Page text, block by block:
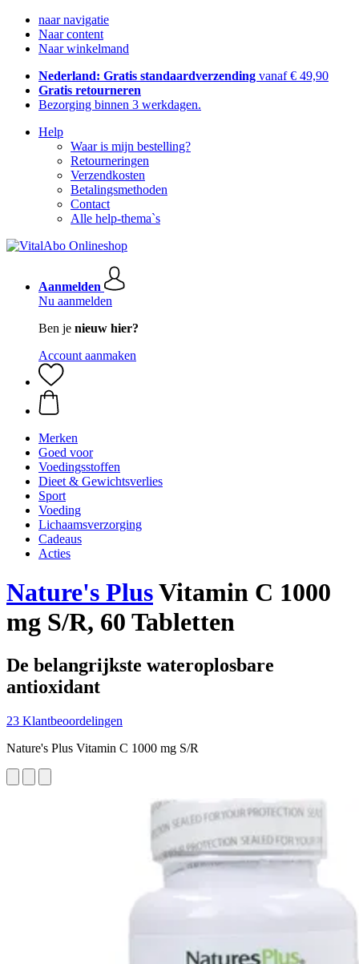
naar navigatie
Naar content
Naar winkelmand
Nederland: Gratis standaardverzending vanaf € 49,90
Gratis retourneren
Bezorging binnen 3 werkdagen.
Help
Waar is mijn bestelling?
Retourneringen
Verzendkosten
Betalingsmethoden
Contact
Alle help-thema`s
Aanmelden
Nu aanmelden
Ben je nieuw hier?
Account aanmaken
Merken
Goed voor
Voedingsstoffen
Dieet & Gewichtsverlies
Sport
Voeding
Lichaamsverzorging
Cadeaus
Acties
Nature's PlusVitamin C 1000
mg S/R, 60 Tabletten
De belangrijkste wateroplosbare
antioxidant
23 Klantbeoordelingen
Nature's Plus Vitamin C 1000 mg S/R